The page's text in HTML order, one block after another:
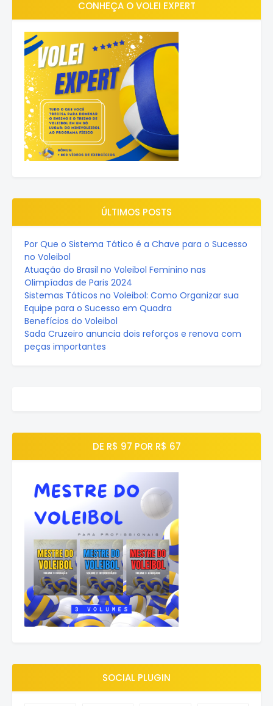
CONHEÇA O VOLEI EXPERT
ÚLTIMOS POSTS
Por Que o Sistema Tático é a Chave para o Sucesso
no Voleibol
Atuação do Brasil no Voleibol Feminino nas
Olimpíadas de Paris 2024
Sistemas Táticos no Voleibol: Como Organizar sua
Equipe para o Sucesso em Quadra
Benefícios do Voleibol
Sada Cruzeiro anuncia dois reforços e renova com
peças importantes
DE R$ 97 POR R$ 67
SOCIAL PLUGIN